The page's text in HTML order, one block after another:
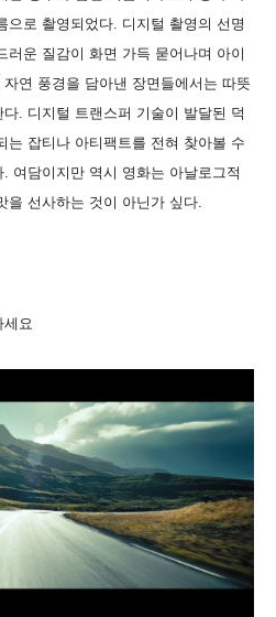
으로 촬영되었다. 디지털 촬영의 선명
러운 질감이 화면 가득 묻어나며 아이
연 풍경을 담아낸 장면들에서는 따뜻
. 디지털 트랜스퍼 기술이 발달된 덕
는 잡티나 아티팩트를 전혀 찾아볼 수
여담이지만 역시 영화는 아날로그적
을 선사하는 것이 아닌가 싶다.
요